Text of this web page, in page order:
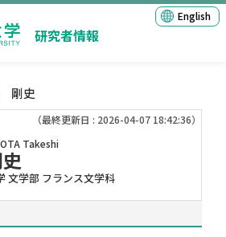
研究者情報
English
剛史
（最終更新日 : 2026-04-07 18:42:36）
Takeshi
文学部 フランス文学科